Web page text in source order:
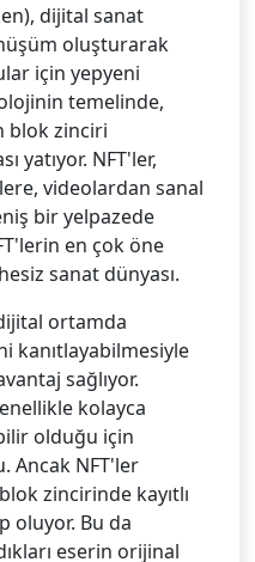
dijital sanat
oluşturarak
için yepyeni
temelinde,
blok zinciri
yatıyor. NFT'ler,
videolardan sanal
bir yelpazede
en çok öne
sanat dünyası.
ortamda
kanıtlayabilmesiyle
sağlıyor.
kolayca
olduğu için
Ancak NFT'ler
zincirinde kayıtlı
oluyor. Bu da
eserin orijinal